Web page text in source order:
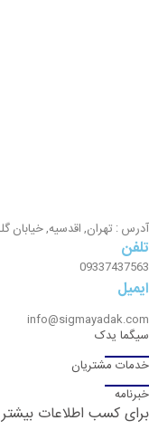
آدرس : تهران, اقدسیه, خیابان
تلفن
09337437563
ایمیل
info@sigmayadak.com
سیگما یدک
خدمات مشتریان
خبرنامه
برای کسب اطلاعات